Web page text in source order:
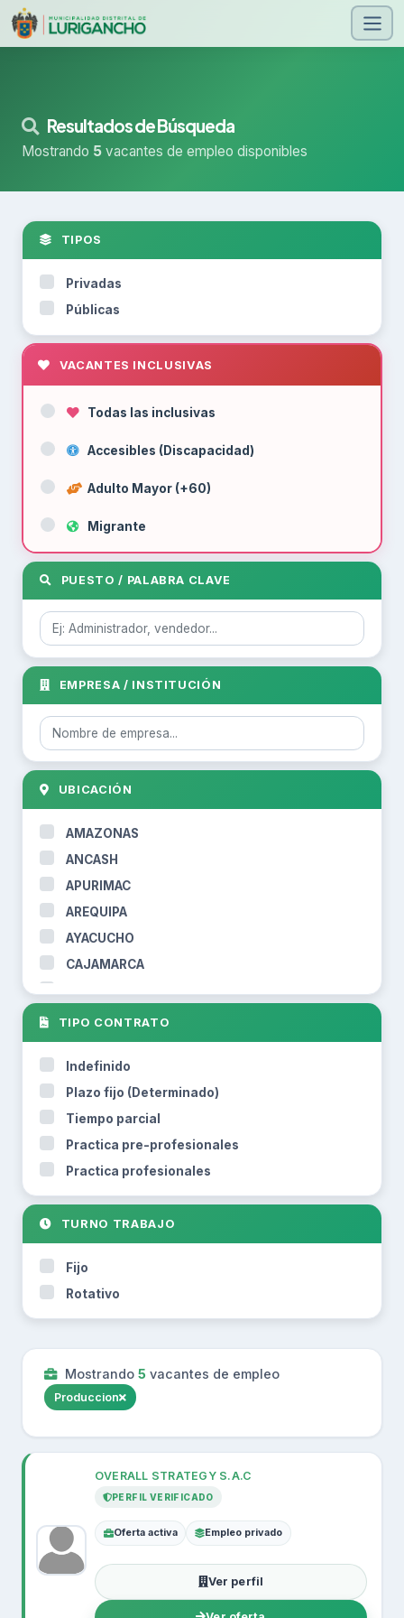
Resultados de Búsqueda
Mostrando 5 vacantes de empleo disponibles
TIPOS
Privadas
Públicas
VACANTES INCLUSIVAS
Todas las inclusivas
Accesibles (Discapacidad)
Adulto Mayor (+60)
Migrante
PUESTO / PALABRA CLAVE
EMPRESA / INSTITUCIÓN
UBICACIÓN
AMAZONAS
ANCASH
APURIMAC
AREQUIPA
AYACUCHO
CAJAMARCA
CUSCO
HUANCAVELICA
HUANUCO
ICA
JUNIN
LA LIBERTAD
LAMBAYEQUE
LIMA
LORETO
MOQUEGUA
SAN MARTIN
TACNA
TUMBES
TIPO CONTRATO
Indefinido
Plazo fijo (Determinado)
Tiempo parcial
Practica pre-profesionales
Practica profesionales
TURNO TRABAJO
Fijo
Rotativo
Mostrando 5 vacantes de empleo
Produccion
OVERALL STRATEGY S.A.C
PERFIL VERIFICADO
Oferta activa Empleo privado
Ver perfil